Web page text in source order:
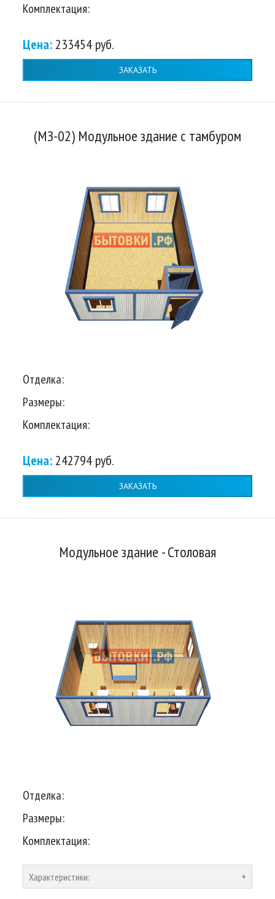
Комплектация:
Цена:233454 руб.
ЗАКАЗАТЬ
(МЗ-02) Модульное здание с тамбуром
Отделка:
Размеры:
Комплектация:
Цена:242794 руб.
ЗАКАЗАТЬ
Модульное здание - Столовая
Отделка:
Размеры:
Комплектация:
Характеристики: